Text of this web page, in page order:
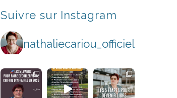
Suivre sur Instagram
nathaliecariou_officiel